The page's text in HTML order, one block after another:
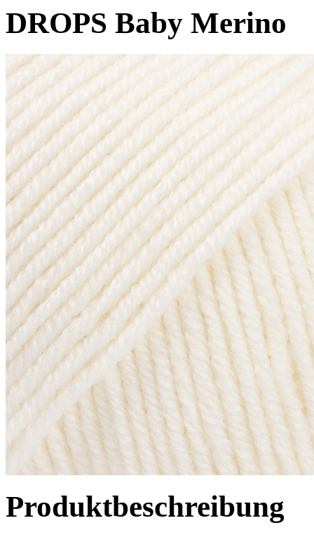
DROPS Baby Merino
Produktbeschreibung